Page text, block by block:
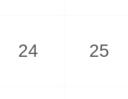
24 25